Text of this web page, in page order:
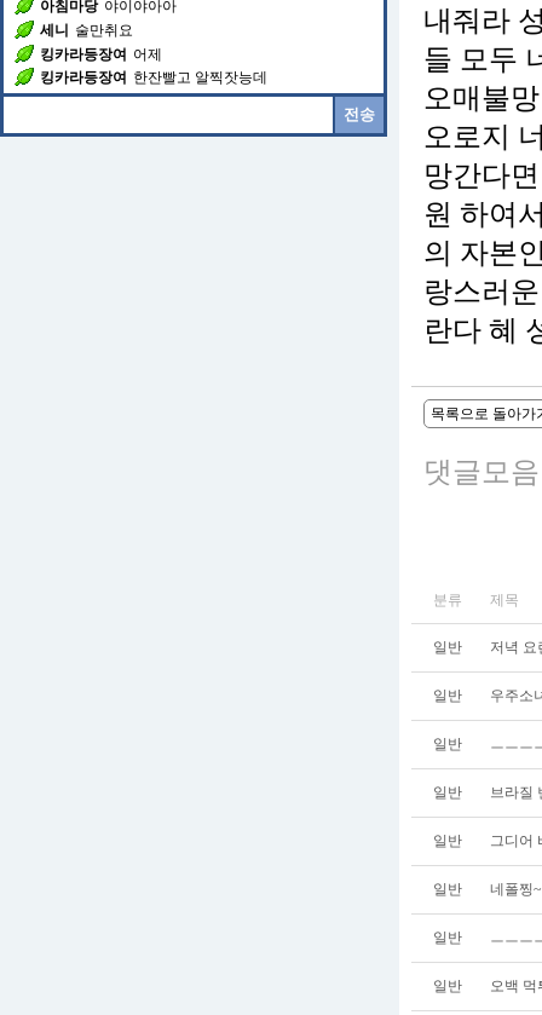
아침마당 야이야아아
세니
술만취요
킹카라등장여 어제
킹카라등장여 한잔빨고 알찍잣능데
내줘라
들 모두
오매불
오로지
망간다
원 하여
의 자본
랑스러
란다 혜
목록으로 돌아가
댓글모음
분류 제목
일반 저녁 요
일반 우주소
일반 ㅡㅡㅡ
일반 브라질
일반 그디어
일반 네폴찡
일반 ㅡㅡㅡ
일반 오백